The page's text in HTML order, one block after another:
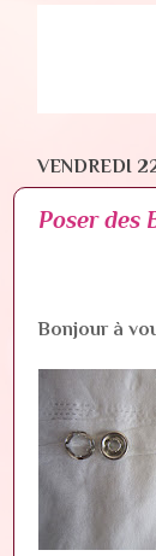
VENDREDI
Poser des
Bonjour à